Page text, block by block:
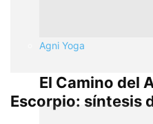
Agni Yoga
El Camino del
Escorpio: síntesis